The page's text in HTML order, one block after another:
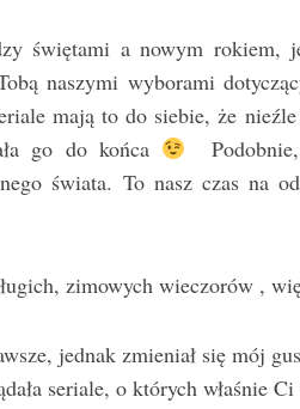
świętami a nowym rokiem,
naszymi wyborami
mają to do siebie, że
go do końca
świata. To nasz czas na
zimowych wieczorów ,
jednak zmieniał się mój
seriale, o których właśnie